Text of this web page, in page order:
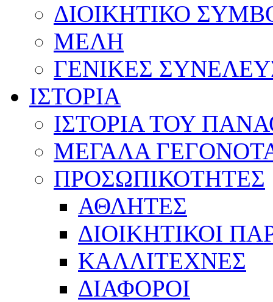
ΔΙΟΙΚΗΤΙΚΟ
ΜΕΛΗ
ΓΕΝΙΚΕΣ
ΙΣΤΟΡΙΑ
ΙΣΤΟΡΙΑ ΤΟΥ
ΜΕΓΑΛΑ
ΠΡΟΣΩΠΙΚΟΤΗΤΕΣ
ΑΘΛΗΤΕΣ
ΔΙΟΙΚΗΤΙΚΟΙ
ΚΑΛΛΙΤΕΧΝΕΣ
ΔΙΑΦΟΡΟΙ